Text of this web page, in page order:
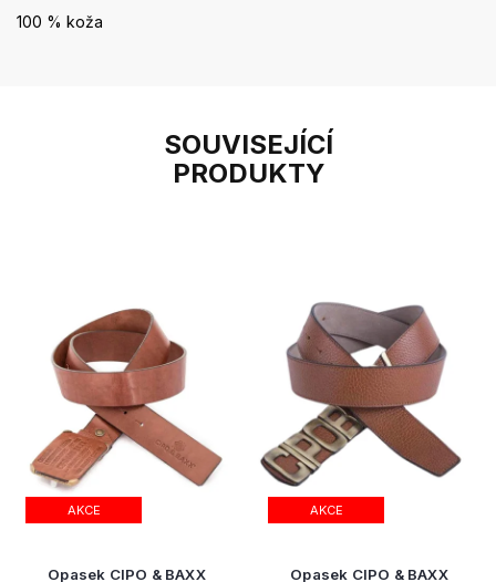
SOUVISEJÍCÍ
PRODUKTY
AKCE
Opasek CIPO & BAXX
AKCE
Opasek CIPO & BAXX
100 % koža